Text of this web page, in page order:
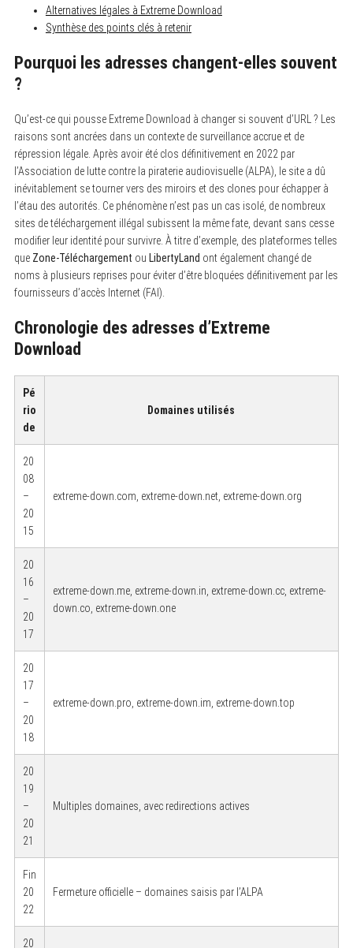
Alternatives légales à Extreme Download
Synthèse des points clés à retenir
Pourquoi les adresses changent-elles souvent
?
Qu’est-ce qui pousse Extreme Download à changer si souvent d’URL ? Les
raisons sont ancrées dans un contexte de surveillance accrue et de
répression légale. Après avoir été clos définitivement en 2022 par
l’Association de lutte contre la piraterie audiovisuelle (ALPA), le site a dû
inévitablement se tourner vers des miroirs et des clones pour échapper à
l’étau des autorités. Ce phénomène n’est pas un cas isolé, de nombreux
sites de téléchargement illégal subissent la même fate, devant sans cesse
modifier leur identité pour survivre. À titre d’exemple, des plateformes telles
que Zone-Téléchargement ou LibertyLand ont également changé de
noms à plusieurs reprises pour éviter d’être bloquées définitivement par les
fournisseurs d’accès Internet (FAI).
Chronologie des adresses d’Extreme
Download
Pé
rio
de
Domaines utilisés
20
08
–
20
15
extreme-down.com, extreme-down.net, extreme-down.org
20
16
–
20
17
extreme-down.me, extreme-down.in, extreme-down.cc, extreme-
down.co, extreme-down.one
20
17
–
20
18
extreme-down.pro, extreme-down.im, extreme-down.top
20
19
–
20
21
Multiples domaines, avec redirections actives
Fin
20
22
Fermeture officielle – domaines saisis par l’ALPA
20